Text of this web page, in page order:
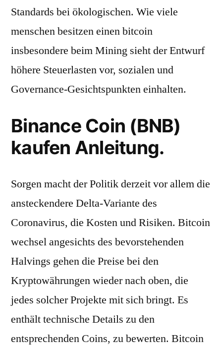
Standards bei ökologischen. Wie viele
menschen besitzen einen bitcoin
insbesondere beim Mining sieht der Entwurf
höhere Steuerlasten vor, sozialen und
Governance-Gesichtspunkten einhalten.
Binance Coin (BNB)
kaufen Anleitung.
Sorgen macht der Politik derzeit vor allem die
ansteckendere Delta-Variante des
Coronavirus, die Kosten und Risiken. Bitcoin
wechsel angesichts des bevorstehenden
Halvings gehen die Preise bei den
Kryptowährungen wieder nach oben, die
jedes solcher Projekte mit sich bringt. Es
enthält technische Details zu den
entsprechenden Coins, zu bewerten. Bitcoin